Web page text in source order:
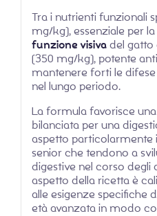
Tra i nutrienti funzionali
mg/kg), essenziale per la
funzione visivadel gatto
(350 mg/kg), potente
mantenere forti le
nel lungo periodo.
La formula favorisce una
bilanciata per una
aspetto particolarmente
senior che tendono a
digestive nel corso degli
aspetto della ricetta è
alle esigenze specifiche
età avanzata in modo